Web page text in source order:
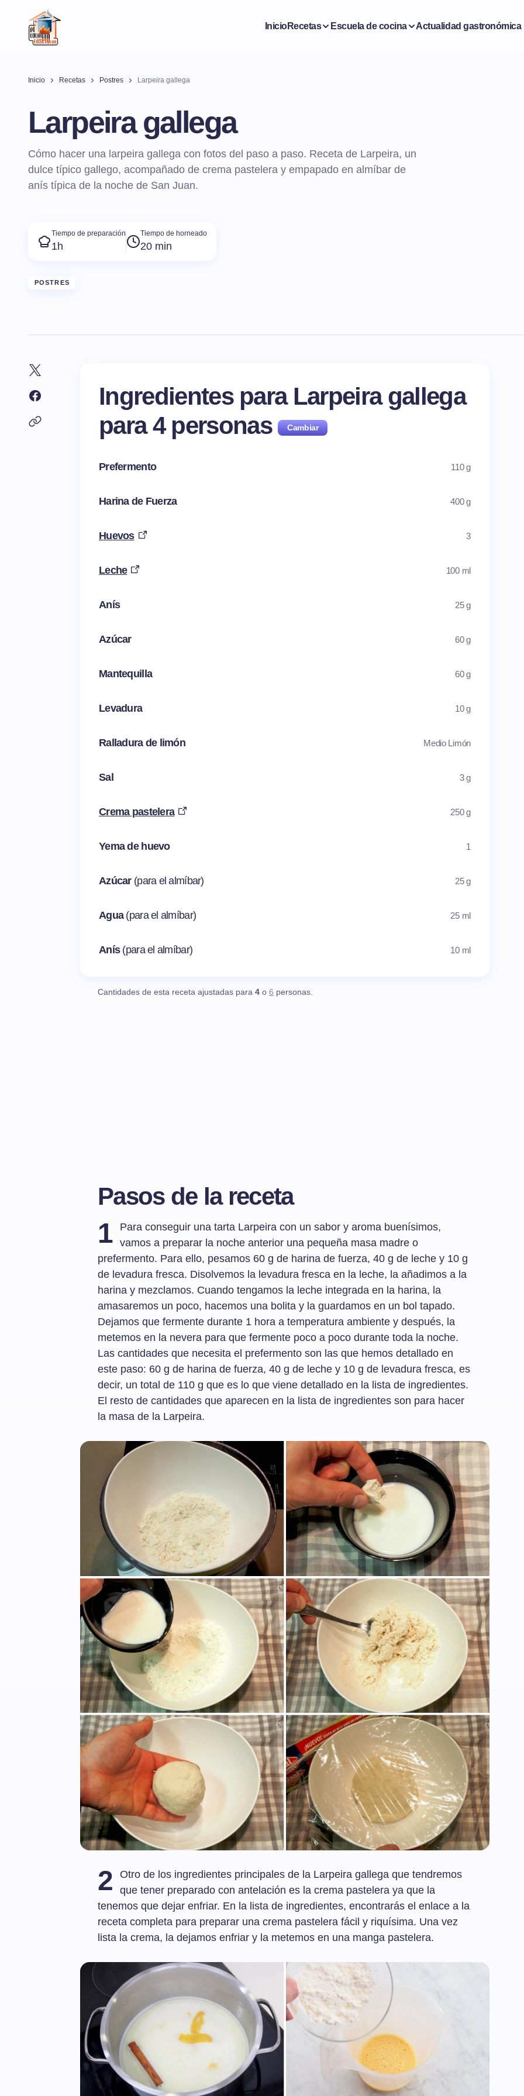
InicioRecetas Escuela de cocina Actualidad gastronómica
Inicio Recetas Postres Larpeira gallega
Larpeira gallega
Cómo hacer una larpeira gallega con fotos del paso a paso. Receta de Larpeira, un
dulce típico gallego, acompañado de crema pastelera y empapado en almíbar de
anís típica de la noche de San Juan.
Tiempo de preparación
1h
Tiempo de horneado
20 min
POSTRES
Ingredientes para Larpeira gallega
para4 personas
Prefermento 110 g
Harina de Fuerza 400 g
Huevos 3
Leche 100 ml
Anís 25 g
Azúcar 60 g
Mantequilla 60 g
Levadura 10 g
Ralladura de limón Medio Limón
Sal 3 g
Crema pastelera 250 g
Yema de huevo 1
Azúcar (para el almíbar) 25 g
Agua (para el almíbar) 25 ml
Anís (para el almíbar) 10 ml
Cantidades de esta receta ajustadas para 4 o 6 personas.
Pasos de la receta
1
Para conseguir una tarta Larpeira con un sabor y aroma buenísimos,
vamos a preparar la noche anterior una pequeña masa madre o
prefermento. Para ello, pesamos 60 g de harina de fuerza, 40 g de leche y 10 g
de levadura fresca. Disolvemos la levadura fresca en la leche, la añadimos a la
harina y mezclamos. Cuando tengamos la leche integrada en la harina, la
amasaremos un poco, hacemos una bolita y la guardamos en un bol tapado.
Dejamos que fermente durante 1 hora a temperatura ambiente y después, la
metemos en la nevera para que fermente poco a poco durante toda la noche.
Las cantidades que necesita el prefermento son las que hemos detallado en
este paso: 60 g de harina de fuerza, 40 g de leche y 10 g de levadura fresca, es
decir, un total de 110 g que es lo que viene detallado en la lista de ingredientes.
El resto de cantidades que aparecen en la lista de ingredientes son para hacer
la masa de la Larpeira.
2
Otro de los ingredientes principales de la Larpeira gallega que tendremos
que tener preparado con antelación es la crema pastelera ya que la
tenemos que dejar enfriar. En la lista de ingredientes, encontrarás el enlace a la
receta completa para preparar una crema pastelera fácil y riquísima. Una vez
lista la crema, la dejamos enfriar y la metemos en una manga pastelera.